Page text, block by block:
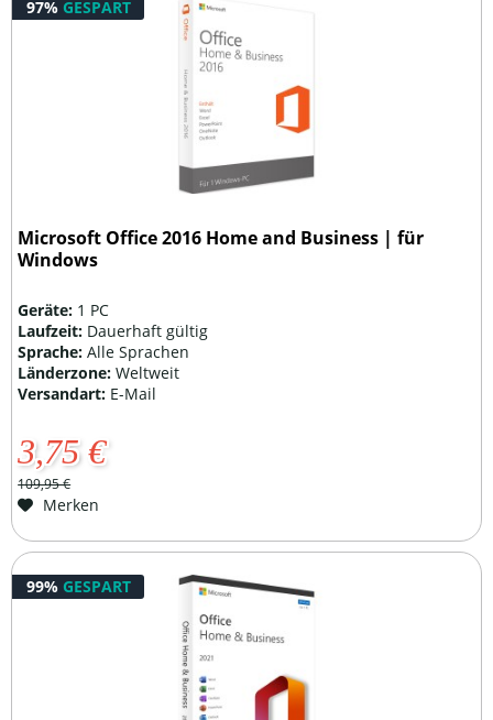
97% GESPART
Microsoft Office 2016 Home and Business | für
Windows
Geräte: 1 PC
Laufzeit: Dauerhaft gültig
Sprache:Alle Sprachen
Länderzone:Weltweit
Versandart: E-Mail
3,75 €
109,95 €
Merken
99% GESPART